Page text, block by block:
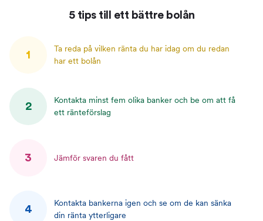
5 tips till ett bättre bolån
1
Ta reda på vilken ränta du har idag om du redan
har ett bolån
2
Kontakta minst fem olika banker och be om att få
ett ränteförslag
3 Jämför svaren du fått
4
Kontakta bankerna igen och se om de kan sänka
din ränta ytterligare